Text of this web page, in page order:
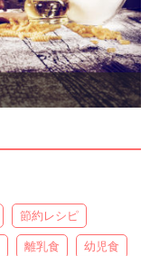
節約レシピ
離乳食 幼児食